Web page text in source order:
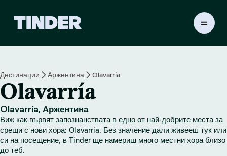
r
Н
а
ч
а
л
о
Дестинации Аржентина Olavarría
Olavarría
Olavarría, Аржентина
Виж как вървят запознанствата в едно от най-добрите места за
срещи с нови хора: Olavarría. Без значение дали живееш тук или
си на посещение, в Tinder ще намериш много местни хора близо
до теб.